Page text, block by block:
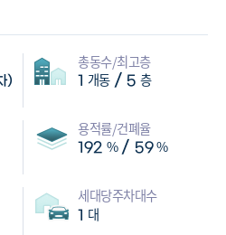
)
총동수/최고층
1 개동 / 5 층
용적률/건폐율
192 % / 59%
세대당주차대수
1 대